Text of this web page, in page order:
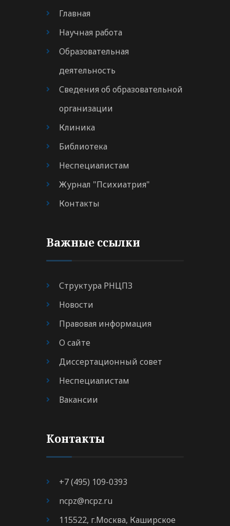
Главная
Научная работа
Образовательная
деятельность
Сведения об образовательной
организации
Клиника
Библиотека
Неспециалистам
Журнал "Психиатрия"
Контакты
Важные ссылки
Структура РНЦПЗ
Новости
Правовая информация
О сайте
Диссертационный совет
Неспециалистам
Вакансии
Контакты
+7 (495) 109-0393
ncpz@ncpz.ru
115522, г.Москва, Каширское